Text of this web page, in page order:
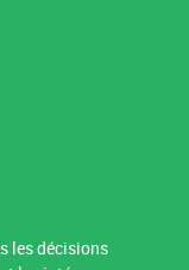
les décisions